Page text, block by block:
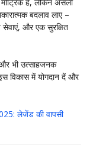
बदलाव लाए –
सेवाएं, और एक सुरक्षित
और भी उत्साहजनक
विकास में योगदान दें और
लेजेंड की वापसी